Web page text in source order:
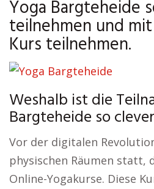
Yoga Bargteheide
teilnehmen und
Kurs teilnehmen.
Weshalb ist die
Bargteheide so
Vor der digitalen
physischen Räumen statt,
Online-Yogakurse. Diese